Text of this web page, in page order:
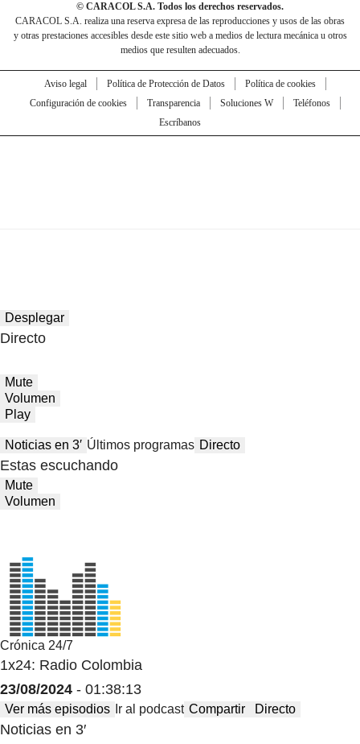
© CARACOL S.A. Todos los derechos reservados.
CARACOL S.A. realiza una reserva expresa de las reproducciones y usos de las obras
y otras prestaciones accesibles desde este sitio web a medios de lectura mecánica u otros
medios que resulten adecuados.
Aviso legal Política de Protección de Datos
Política de cookies
Configuración de cookies
Transparencia Soluciones W
Teléfonos
Escríbanos
Desplegar
Directo
Mute
Volumen
Play
Noticias en 3′ Últimos programas Directo
Estas escuchando
Mute
Volumen
Crónica 24/7
1x24: Radio Colombia
23/08/2024 - 01:38:13
Ver más episodios Ir al podcast Compartir Directo
Noticias en 3′